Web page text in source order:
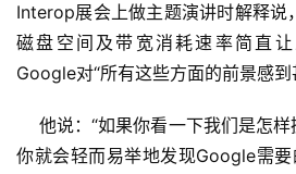
Interop展会上做主题演讲时解释说
磁盘空间及带宽消耗速率简直
Google对“所有这些方面的前景感到
他说：“如果你看一下我们是怎样
你就会轻而易举地发现Google需